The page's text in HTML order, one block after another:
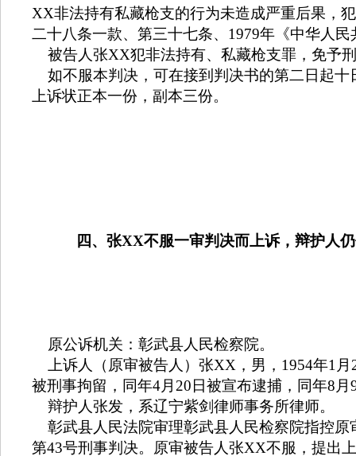
XX非法持有私藏枪支的行为未造成严重后果，
二十八条一款、第三十七条、 1979年《中华人民
被告人张XX犯非法持有、私藏枪支罪，免予
如不服本判决，可在接到判决书的第二日起
上诉状正本一份，副本三份。
四、张XX不服一审判决而上诉，辩护人
原公诉机关：彰武县人民检察院。
上诉人（原审被告人）张XX ，男， 1954年1 月
被刑事拘留，同年4月 20 日被宣布逮捕，同年8 月
辩护人张发，系辽宁紫剑律师事务所律师。
彰武县人民法院审理彰武县人民检察院指控原
第43号刑事判决。原审被告人张XX不服，提出